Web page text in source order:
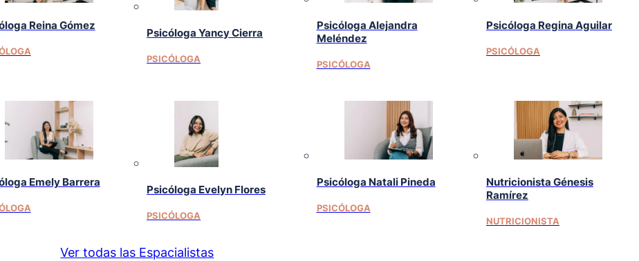
Reina Gómez
Psicóloga Yancy Cierra
PSICÓLOGA
Psicóloga Alejandra
Meléndez
PSICÓLOGA
Psicóloga Regina Aguilar
PSICÓLOGA
Emely Barrera
Psicóloga Evelyn Flores
PSICÓLOGA
Psicóloga Natali Pineda
PSICÓLOGA
Nutricionista Génesis
Ramírez
NUTRICIONISTA
Ver todas las Espacialistas